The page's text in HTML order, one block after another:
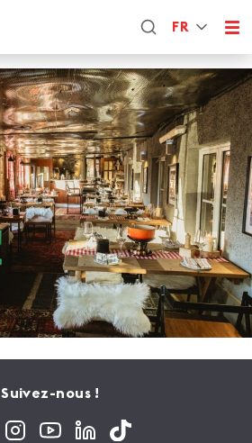
FR
Suivez-nous !